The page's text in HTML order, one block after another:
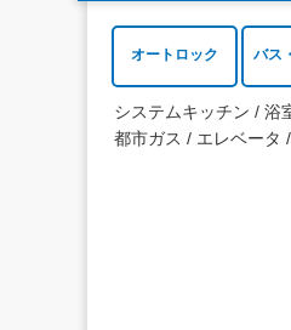
オートロック バス
システムキッチン 浴
都市ガス
エレベータ